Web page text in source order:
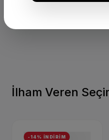
İlham Veren
-14% İNDİRİM